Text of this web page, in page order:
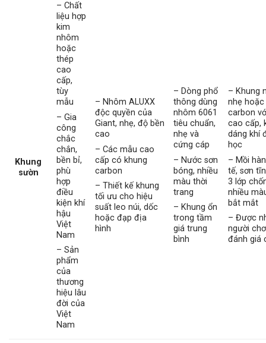
Khung
sườn
– Chất
liệu hợp
kim
nhôm
hoặc
thép
cao
cấp,
tùy
mẫu
– Gia
công
chắc
chắn,
bền bỉ,
phù
hợp
điều
kiện khí
hậu
Việt
Nam
– Sản
phẩm
của
thương
hiệu lâu
đời của
Việt
Nam
– Nhôm ALUXX
độc quyền của
Giant, nhẹ, độ bền
cao
– Các mẫu cao
cấp có khung
carbon
– Thiết kế khung
tối ưu cho hiệu
suất leo núi, dốc
hoặc đạp địa
hình
– Dòng phổ
thông dùng
nhôm 6061
tiêu chuẩn,
nhẹ và
cứng cáp
– Nước sơn
bóng, nhiều
màu thời
trang
– Khung ổn
trong tầm
giá trung
bình
– Khung
nhẹ hoặc
carbon
cao cấp,
dáng khí
học
– Mồi
tế, sơn
3 lớp
nhiều
bắt mắt
– Được
người
đánh giá